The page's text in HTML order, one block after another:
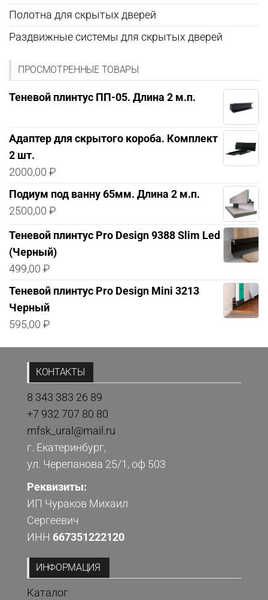
Полотна для скрытых дверей
Раздвижные системы для скрытых дверей
ПРОСМОТРЕННЫЕ ТОВАРЫ
Теневой плинтус ПП-05. Длина 2 м.п.
Адаптер для скрытого короба. Комплект
2 шт.
2000,00 ₽
Подиум под ванну 65мм. Длина 2 м.п.
2500,00 ₽
Теневой плинтус Pro Design 9388 Slim Led
(Черный)
499,00 ₽
Теневой плинтус Pro Design Mini 3213
Черный
595,00 ₽
КОНТАКТЫ
8 343 383 26 89
+7 932 707 80 80
mfsk_ural@mail.ru
г. Екатеринбург,
ул. Черепанова 25/1, оф 503
Реквизиты:
ИП Чураков Михаил
Сергеевич
ИНН 667351222120
ИНФОРМАЦИЯ
Каталог